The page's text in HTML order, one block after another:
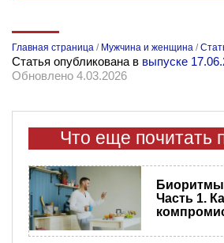
Главная страница / Мужчина и женщина /
Статья опубликована в выпуске
Обновлено 4.03.2026
Что еще почитать
Часть 1.